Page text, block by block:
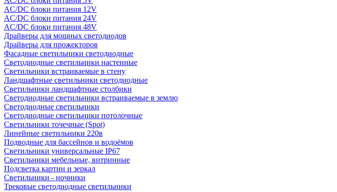
AC/DC блоки питания 12V
AC/DC блоки питания 24V
AC/DC блоки питания 48V
Драйверы для мощных светодиодов
Драйверы для прожекторов
Фасадные светильники светодиодные
Светодиодные светильники настенные
Светильники встраиваемые в стену
Ландшафтные светильники светодиодные
Светильники ландшафтные столбики
Светодиодные светильники встраиваемые в землю
Светодиодные светильники
Светодиодные светильники потолочные
Светильники точечные (Spot)
Линейные светильники 220в
Подводные для бассейнов и водоёмов
Светильники универсальные IP67
Светильники мебельные, витринные
Подсветка картин и зеркал
Светильники - ночники
Трековые светодиодные светильники